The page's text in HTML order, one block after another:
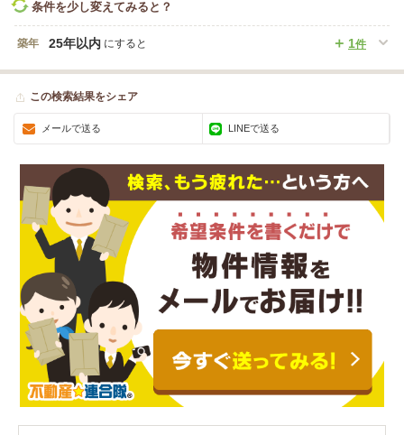
条件を少し変えてみると？
築年 1件
25年以内 にすると
この検索結果をシェア
メールで送る LINEで送る